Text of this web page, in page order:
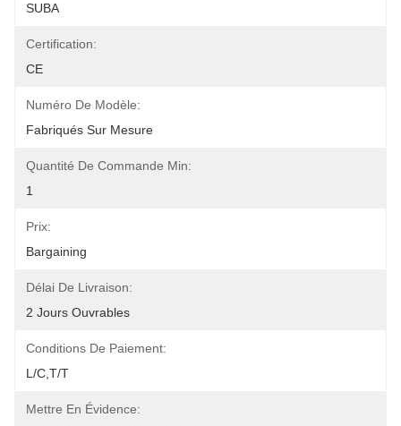
SUBA
Certification:
CE
Numéro De Modèle:
Fabriqués Sur Mesure
Quantité De Commande Min:
1
Prix:
Bargaining
Délai De Livraison:
2 Jours Ouvrables
Conditions De Paiement:
L/C,T/T
Mettre En Évidence: